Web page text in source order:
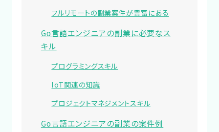
フルリモートの副業案件が豊富にある
Go言語エンジニアの副業に必要なス
キル
プログラミングスキル
IoT関連の知識
プロジェクトマネジメントスキル
Go言語エンジニアの副業の案件例